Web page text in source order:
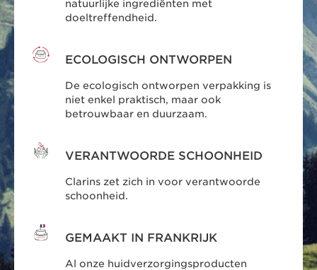
natuurlijke ingrediënten met
doeltreffendheid.
ECOLOGISCH ONTWORPEN
De ecologisch ontworpen verpakking is
niet enkel praktisch, maar ook
betrouwbaar en duurzaam.
VERANTWOORDE SCHOONHEID
Clarins zet zich in voor verantwoorde
schoonheid.
GEMAAKT IN FRANKRIJK
Al onze huidverzorgingsproducten